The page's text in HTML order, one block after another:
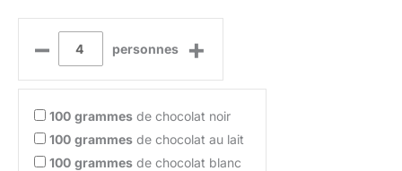
– personnes +
100 grammes de chocolat noir
100 grammes de chocolat au lait
100 grammes de chocolat blanc